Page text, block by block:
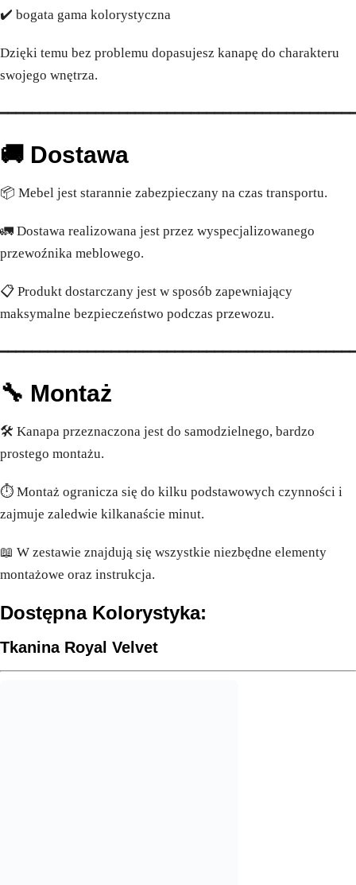
✔️ bogata gama kolorystyczna
Dzięki temu bez problemu dopasujesz kanapę do charakteru
swojego wnętrza.
🚚 Dostawa
📦 Mebel jest starannie zabezpieczany na czas transportu.
🚛 Dostawa realizowana jest przez wyspecjalizowanego
przewoźnika meblowego.
📋 Produkt dostarczany jest w sposób zapewniający
maksymalne bezpieczeństwo podczas przewozu.
🔧 Montaż
🛠️ Kanapa przeznaczona jest do samodzielnego, bardzo
prostego montażu.
⏱️ Montaż ogranicza się do kilku podstawowych czynności i
zajmuje zaledwie kilkanaście minut.
📖 W zestawie znajdują się wszystkie niezbędne elementy
montażowe oraz instrukcja.
Dostępna Kolorystyka:
Tkanina Royal Velvet